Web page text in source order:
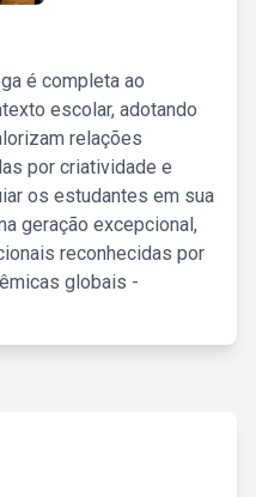
é completa ao
escolar, adotando
relações
por criatividade e
os estudantes em sua
geração excepcional,
reconhecidas por
globais -